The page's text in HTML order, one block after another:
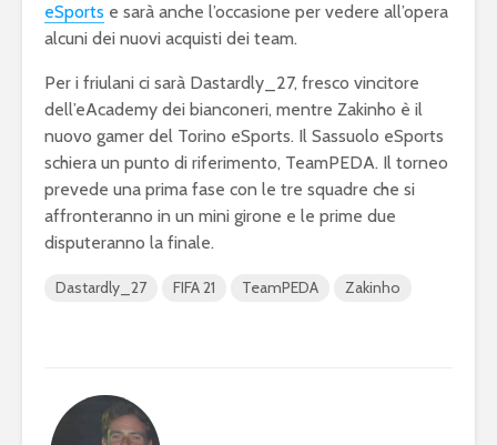
eSports e sarà anche l’occasione per vedere all’opera
alcuni dei nuovi acquisti dei team.
Per i friulani ci sarà Dastardly_27, fresco vincitore
dell’eAcademy dei bianconeri, mentre Zakinho è il
nuovo gamer del Torino eSports. Il Sassuolo eSports
schiera un punto di riferimento, TeamPEDA. Il torneo
prevede una prima fase con le tre squadre che si
affronteranno in un mini girone e le prime due
disputeranno la finale.
Dastardly_27 FIFA 21 TeamPEDA Zakinho